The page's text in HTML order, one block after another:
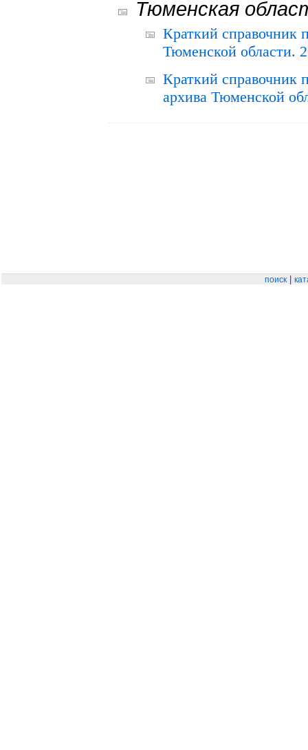
Тюменская
Краткий справочник
Тюменской области.
Краткий справочник
архива Тюменской
поиск